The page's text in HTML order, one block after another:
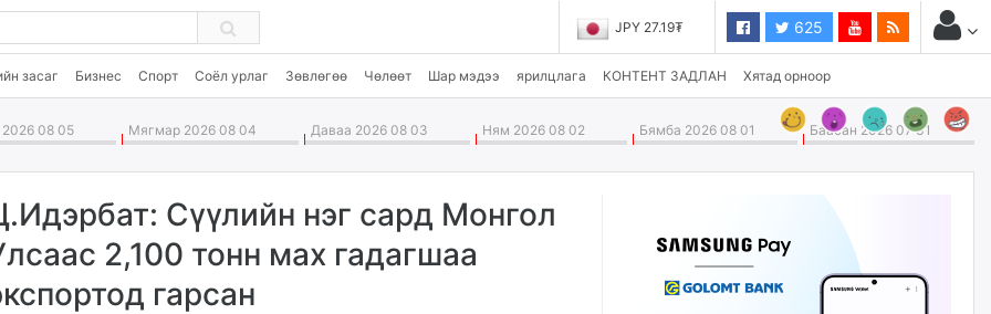
JPY 27.19₮ 625
засаг Бизнес Спорт Соёл урлаг Зөвлөгөө Чөлөөт Шар мэдээ ярилцлага КОНТЕНТ ЗАДЛАН Хятад орноор
08 05 Мягмар 2026 08 04 Даваа 2026 08 03 Ням 2026 08 02 Бямба 2026 08 01 Баасан 2026 07 31
Сүүлийн нэг сард Монгол
2,100 тонн мах гадагшаа
гарсан